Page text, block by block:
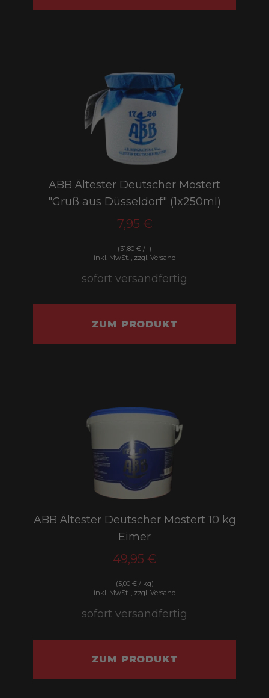
ABB Ältester Deutscher Mostert
"Gruß aus Düsseldorf" (1x250ml)
7,95 €
(31,80 € / l)
inkl. MwSt. , zzgl. Versand
sofort versandfertig
ZUM PRODUKT
ABB Ältester Deutscher Mostert 10 kg
Eimer
49,95 €
(5,00 € / kg)
inkl. MwSt. , zzgl. Versand
sofort versandfertig
ZUM PRODUKT